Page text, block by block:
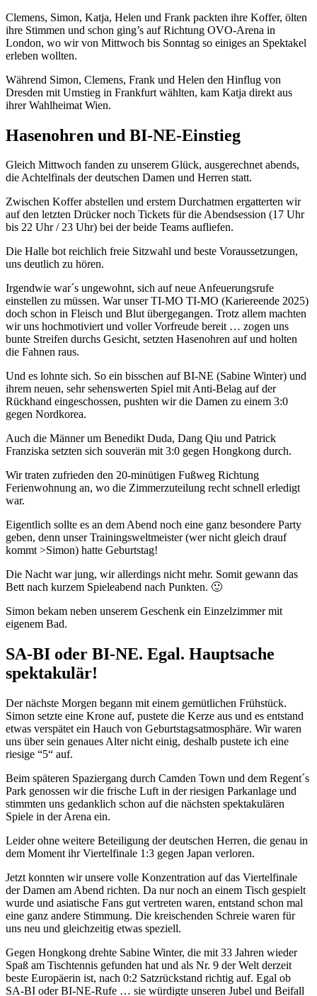
Clemens, Simon, Katja, Helen und Frank packten ihre Koffer, ölten
ihre Stimmen und schon ging’s auf Richtung OVO-Arena in
London, wo wir von Mittwoch bis Sonntag so einiges an Spektakel
erleben wollten.
Während Simon, Clemens, Frank und Helen den Hinflug von
Dresden mit Umstieg in Frankfurt wählten, kam Katja direkt aus
ihrer Wahlheimat Wien.
Hasenohren und BI-NE-Einstieg
Gleich Mittwoch fanden zu unserem Glück, ausgerechnet abends,
die Achtelfinals der deutschen Damen und Herren statt.
Zwischen Koffer abstellen und erstem Durchatmen ergatterten wir
auf den letzten Drücker noch Tickets für die Abendsession (17 Uhr
bis 22 Uhr / 23 Uhr) bei der beide Teams aufliefen.
Die Halle bot reichlich freie Sitzwahl und beste Voraussetzungen,
uns deutlich zu hören.
Irgendwie war´s ungewohnt, sich auf neue Anfeuerungsrufe
einstellen zu müssen. War unser TI-MO TI-MO (Kariereende 2025)
doch schon in Fleisch und Blut übergegangen. Trotz allem machten
wir uns hochmotiviert und voller Vorfreude bereit … zogen uns
bunte Streifen durchs Gesicht, setzten Hasenohren auf und holten
die Fahnen raus.
Und es lohnte sich. So ein bisschen auf BI-NE (Sabine Winter) und
ihrem neuen, sehr sehenswerten Spiel mit Anti-Belag auf der
Rückhand eingeschossen, pushten wir die Damen zu einem 3:0
gegen Nordkorea.
Auch die Männer um Benedikt Duda, Dang Qiu und Patrick
Franziska setzten sich souverän mit 3:0 gegen Hongkong durch.
Wir traten zufrieden den 20-minütigen Fußweg Richtung
Ferienwohnung an, wo die Zimmerzuteilung recht schnell erledigt
war.
Eigentlich sollte es an dem Abend noch eine ganz besondere Party
geben, denn unser Trainingsweltmeister (wer nicht gleich drauf
kommt >Simon) hatte Geburtstag!
Die Nacht war jung, wir allerdings nicht mehr. Somit gewann das
Bett nach kurzem Spieleabend nach Punkten. 🙂
Simon bekam neben unserem Geschenk ein Einzelzimmer mit
eigenem Bad.
SA-BI oder BI-NE. Egal. Hauptsache
spektakulär!
Der nächste Morgen begann mit einem gemütlichen Frühstück.
Simon setzte eine Krone auf, pustete die Kerze aus und es entstand
etwas verspätet ein Hauch von Geburtstagsatmosphäre. Wir waren
uns über sein genaues Alter nicht einig, deshalb pustete ich eine
riesige “5“ auf.
Beim späteren Spaziergang durch Camden Town und dem Regent´s
Park genossen wir die frische Luft in der riesigen Parkanlage und
stimmten uns gedanklich schon auf die nächsten spektakulären
Spiele in der Arena ein.
Leider ohne weitere Beteiligung der deutschen Herren, die genau in
dem Moment ihr Viertelfinale 1:3 gegen Japan verloren.
Jetzt konnten wir unsere volle Konzentration auf das Viertelfinale
der Damen am Abend richten. Da nur noch an einem Tisch gespielt
wurde und asiatische Fans gut vertreten waren, entstand schon mal
eine ganz andere Stimmung. Die kreischenden Schreie waren für
uns neu und gleichzeitig etwas speziell.
Gegen Hongkong drehte Sabine Winter, die mit 33 Jahren wieder
Spaß am Tischtennis gefunden hat und als Nr. 9 der Welt derzeit
beste Europäerin ist, nach 0:2 Satzrückstand richtig auf. Egal ob
SA-BI oder BI-NE-Rufe … sie würdigte unseren Jubel und Beifall